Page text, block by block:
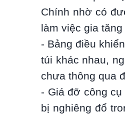
Chính nhờ có
làm việc gia
- Bảng điều
túi khác nhau,
chưa thông qua
- Giá đỡ công
bị nghiêng đổ